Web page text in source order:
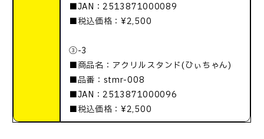
■JAN：2513871000089
■税込価格：¥2,500
③-3
■商品名：アクリルスタンド(ひぃちゃん)
■品番：stmr-008
■JAN：2513871000096
■税込価格：¥2,500